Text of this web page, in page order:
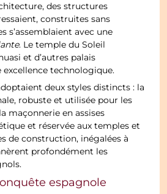
des structures
construites sans
s’assemblaient avec une
. Le temple du Soleil
et d’autres palais
technologique.
deux styles distincts : la
robuste et utilisée pour les
maçonnerie en assises
et réservée aux temples et
de construction, inégalées à
profondément les
espagnole